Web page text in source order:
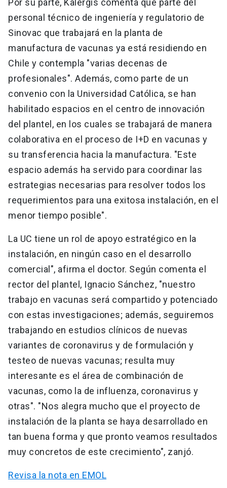
Por su parte, Kalergis comenta que parte del
personal técnico de ingeniería y regulatorio de
Sinovac que trabajará en la planta de
manufactura de vacunas ya está residiendo en
Chile y contempla "varias decenas de
profesionales". Además, como parte de un
convenio con la Universidad Católica, se han
habilitado espacios en el centro de innovación
del plantel, en los cuales se trabajará de manera
colaborativa en el proceso de I+D en vacunas y
su transferencia hacia la manufactura. "Este
espacio además ha servido para coordinar las
estrategias necesarias para resolver todos los
requerimientos para una exitosa instalación, en el
menor tiempo posible".
La UC tiene un rol de apoyo estratégico en la
instalación, en ningún caso en el desarrollo
comercial", afirma el doctor. Según comenta el
rector del plantel, Ignacio Sánchez, "nuestro
trabajo en vacunas será compartido y potenciado
con estas investigaciones; además, seguiremos
trabajando en estudios clínicos de nuevas
variantes de coronavirus y de formulación y
testeo de nuevas vacunas; resulta muy
interesante es el área de combinación de
vacunas, como la de influenza, coronavirus y
otras". "Nos alegra mucho que el proyecto de
instalación de la planta se haya desarrollado en
tan buena forma y que pronto veamos resultados
muy concretos de este crecimiento", zanjó.
Revisa la nota en EMOL